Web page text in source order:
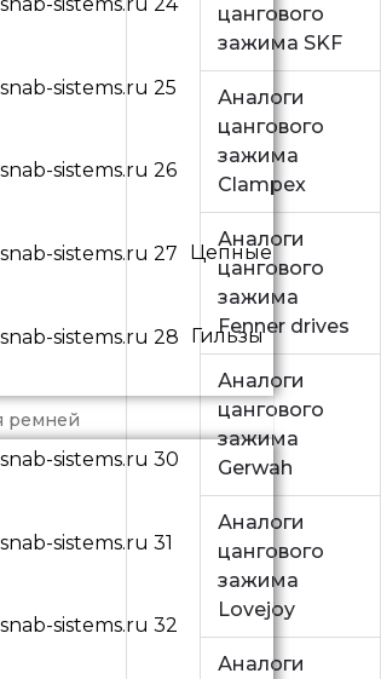
Цепные
Гильзы
ремней
цангового
зажима SKF
Аналоги
цангового
зажима
Clampex
Аналоги
цангового
зажима
Fenner drives
Аналоги
цангового
зажима
Gerwah
Аналоги
цангового
зажима
Lovejoy
Аналоги